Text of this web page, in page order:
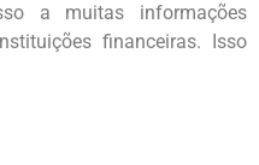
a muitas informações
financeiras. Isso